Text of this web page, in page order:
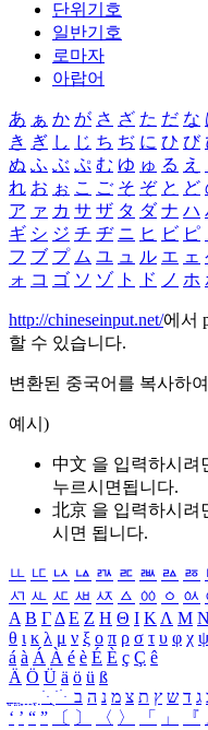
단위기호
일반기호
로마자
아랍어
あ ぁ か が さ ざ た だ な
き ぎ し じ ち ぢ に ひ び
ぬ ふ ぶ ぷ む ゆ ゅ る え
れ お ぉ こ ご そ ぞ と ど
ア ァ カ サ ザ タ ダ ナ ハ
ギ シ ジ チ ヂ ニ ヒ ビ ピ
フ ブ プ ム ユ ュ ル エ ェ
ォ コ ゴ ソ ゾ ト ド ノ ホ
http://chineseinput.net/에서
할 수 있습니다.
변환된 중국어를 복사하
예시)
中文 을 입력하시려
누르시면됩니다.
北京 을 입력하시려
시면 됩니다.
ㅥ ㅦ ㅧ ㅨ ㅩ ㅪ ㅫ ㅬ ㅭ
ㅺ ㅻ ㅼ ㅽ ㅾ ㅿ ㆀ ㆁ ㆂ
Α Β ΓΔ Ε Ζ Η Θ Ι ΚΛ Μ Ν
θ ι κ λ μ ν ξ ο π ρ σ τ υ φ χ ψ
á à Á À é è É È ç Ç ê
Ä Ö Ü ä ö ü ß
ִֶֹ ֻּ ׁׂ ג ד ש ץ ת צ מ נ ה ב
‘ ’ “ ” 〔 〕 〈 〉 「 」 『